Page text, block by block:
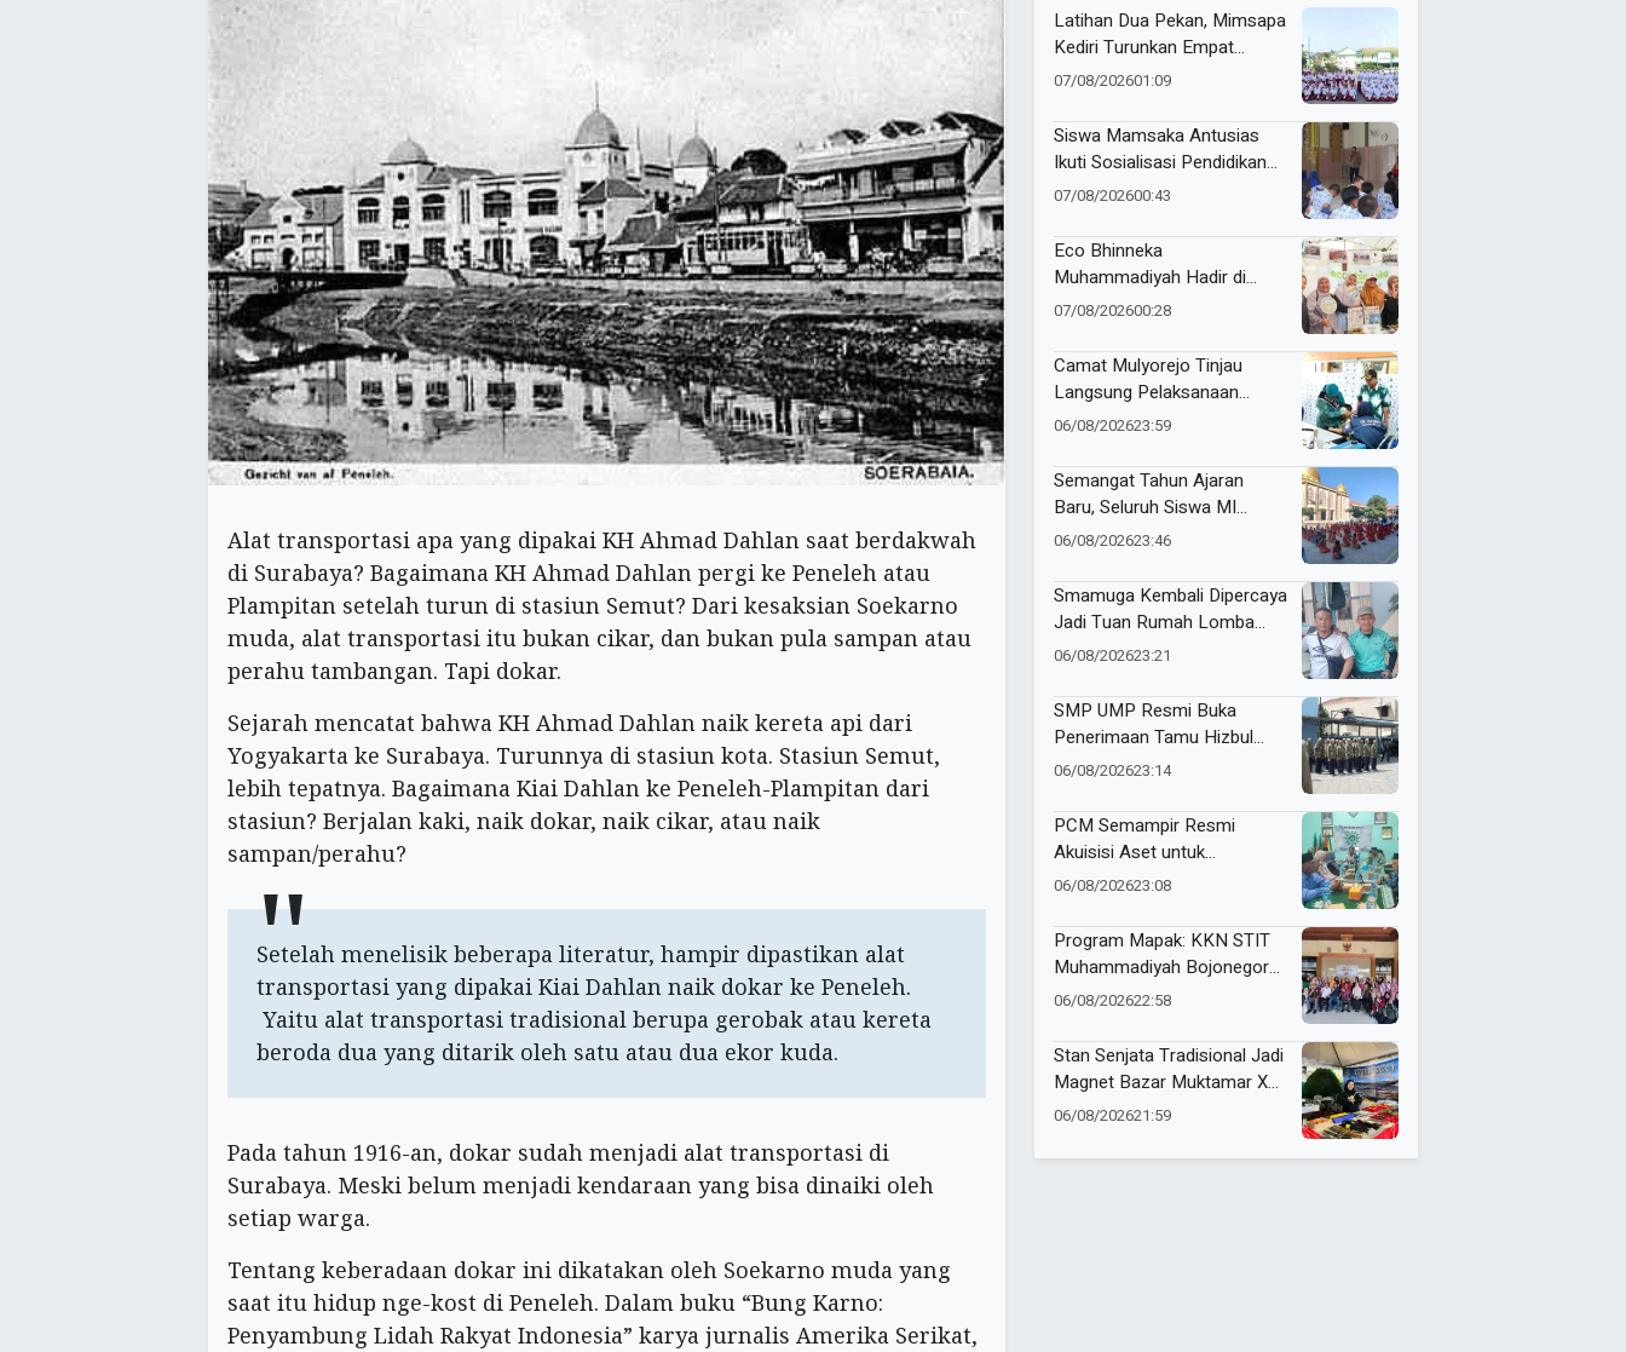
Alat transportasi apa yang dipakai KH Ahmad Dahlan saat berdakwah
di Surabaya? Bagaimana KH Ahmad Dahlan pergi ke Peneleh atau
Plampitan setelah turun di stasiun Semut? Dari kesaksian Soekarno
muda, alat transportasi itu bukan cikar, dan bukan pula sampan atau
perahu tambangan. Tapi dokar.
Sejarah mencatat bahwa KH Ahmad Dahlan naik kereta api dari
Yogyakarta ke Surabaya. Turunnya di stasiun kota. Stasiun Semut,
lebih tepatnya. Bagaimana Kiai Dahlan ke Peneleh-Plampitan dari
stasiun? Berjalan kaki, naik dokar, naik cikar, atau naik
sampan/perahu?
Setelah menelisik beberapa literatur, hampir dipastikan alat
transportasi yang dipakai Kiai Dahlan naik dokar ke Peneleh.
Yaitu alat transportasi tradisional berupa gerobak atau kereta
beroda dua yang ditarik oleh satu atau dua ekor kuda.
Pada tahun 1916-an, dokar sudah menjadi alat transportasi di
Surabaya. Meski belum menjadi kendaraan yang bisa dinaiki oleh
setiap warga.
Tentang keberadaan dokar ini dikatakan oleh Soekarno muda yang
saat itu hidup nge-kost di Peneleh. Dalam buku “Bung Karno:
Penyambung Lidah Rakyat Indonesia” karya jurnalis Amerika Serikat,
Latihan Dua Pekan, Mimsapa
Kediri Turunkan Empat
Peleton pada LBB HUT Ke-
07/08/202601:09
Siswa Mamsaka Antusias
Ikuti Sosialisasi Pendidikan
Lanjutan ke Luar Negeri
07/08/202600:43
Eco Bhinneka
Muhammadiyah Hadir di
Muktamar Nasyiatul Aisyiyah
07/08/202600:28
Camat Mulyorejo Tinjau
Langsung Pelaksanaan
Imunisasi BIAS MR dan HPV
Surabaya
06/08/202623:59
Semangat Tahun Ajaran
Baru, Seluruh Siswa MI
Muhammadiyah 5
Tapak Suci Perdana
06/08/202623:46
Smamuga Kembali Dipercaya
Jadi Tuan Rumah Lomba
Voli dan Futsal HUT RI Ke-81
06/08/202623:21
SMP UMP Resmi Buka
Penerimaan Tamu Hizbul
Wathan, Tema “Satu Qobilah,
06/08/202623:14
PCM Semampir Resmi
Akuisisi Aset untuk
Pengembangan Amal Usaha
06/08/202623:08
Program Mapak: KKN STIT
Muhammadiyah Bojonegoro
Gelar Sosialisasi Pengolahan
06/08/202622:58
Stan Senjata Tradisional Jadi
Magnet Bazar Muktamar XVI
Tapak Suci Sedunia
06/08/202621:59